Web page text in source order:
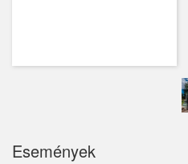
Kisoroszi
Események